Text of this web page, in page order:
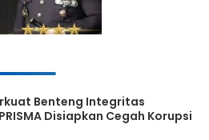
Benteng Integritas
Disiapkan Cegah Korupsi